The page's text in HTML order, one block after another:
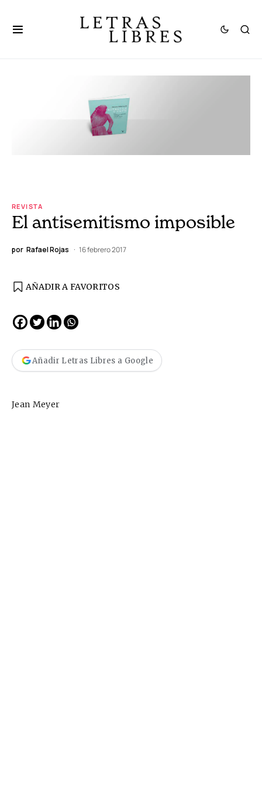
REVISTA
El antisemitismo imposible
por Rafael Rojas 16 febrero 2017
AÑADIR A FAVORITOS
Añadir Letras Libres a Google
Jean Meyer